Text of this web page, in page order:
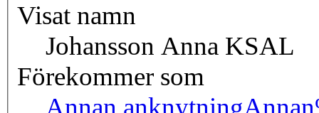
Visat namn
Johansson Anna KSAL
Förekommer som
Annan anknytning